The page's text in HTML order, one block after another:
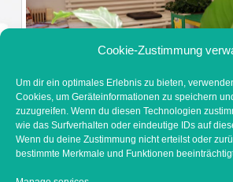
Cookie-Zustimmung
Um dir ein optimales Erlebnis zu bieten,
Cookies, um Geräteinformationen zu speichern
zuzugreifen. Wenn du diesen Technologien
wie das Surfverhalten oder eindeutige IDs auf
Wenn du deine Zustimmung nicht erteilst oder
bestimmte Merkmale und Funktionen
Dr. Eckart Waidmann